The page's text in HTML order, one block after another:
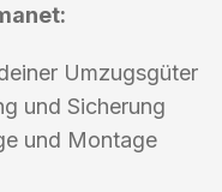
Umzugsgüter
und Sicherung
und Montage